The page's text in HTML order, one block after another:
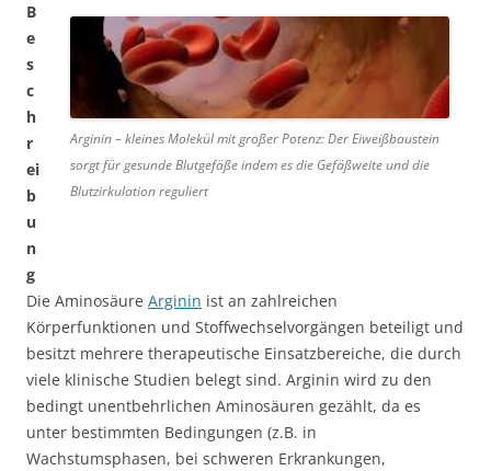
Arginin – kleines Molekül mit großer Potenz: Der Eiweißbaustein
sorgt für gesunde Blutgefäße indem es die Gefäßweite und die
Blutzirkulation reguliert
B
e
s
c
h
r
ei
b
u
n
g
Die Aminosäure Arginin ist an zahlreichen
Körperfunktionen und Stoffwechselvorgängen beteiligt und
besitzt mehrere therapeutische Einsatzbereiche, die durch
viele klinische Studien belegt sind. Arginin wird zu den
bedingt unentbehrlichen Aminosäuren gezählt, da es
unter bestimmten Bedingungen (z.B. in
Wachstumsphasen, bei schweren Erkrankungen,